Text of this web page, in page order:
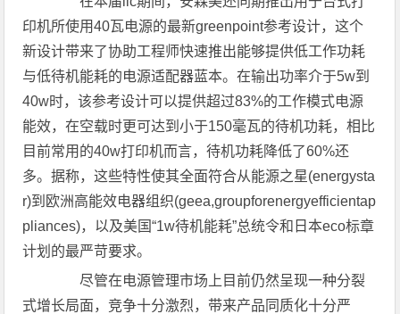
印机所使用40瓦电源的最新greenpoint参考设计，这个
新设计带来了协助工程师快速推出能够提供低工作功耗
与低待机能耗的电源适配器蓝本。在输出功率介于5w到
40w时，该参考设计可以提供超过83%的工作模式电源
能效，在空载时更可达到小于150毫瓦的待机功耗，相比
目前常用的40w打印机而言，待机功耗降低了60%还
多。据称，这些特性使其全面符合从能源之星(energysta
r)到欧洲高能效电器组织(geea,groupforenergyefficientap
pliances)，以及美国“1w待机能耗”总统令和日本eco标章
计划的最严苛要求。
尽管在电源管理市场上目前仍然呈现一种分裂
式增长局面，竞争十分激烈，带来产品同质化十分严